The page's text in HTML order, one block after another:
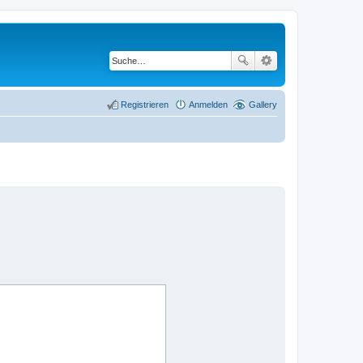
Gallery
Anmelden
Registrieren